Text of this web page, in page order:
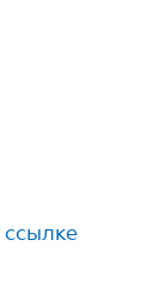
ссылке